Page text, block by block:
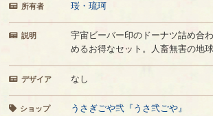
所有者 珱・琉珂
説明
宇宙ビーバー印のドーナツ詰め合
めるお得なセット。人畜無害の地
デザイア なし
ショップ うさぎごや弐『うさ弐ごや』